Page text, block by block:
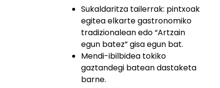
Sukaldaritza tailerrak: pintxoak
egitea elkarte gastronomiko
tradizionalean edo “Artzain
egun batez” gisa egun bat.
Mendi-ibilbidea tokiko
gaztandegi batean dastaketa
barne.